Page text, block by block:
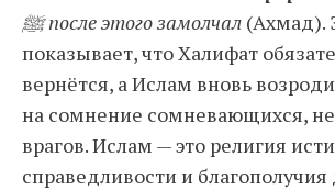
ﷺ после этого замолчал (Ахмад).
показывает, что Халифат
вернётся, а Ислам вновь
на сомнение сомневающихся,
врагов. Ислам — это религия
справедливости и благополучия